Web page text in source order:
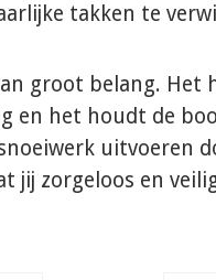
takken te
groot belang. Het
en het houdt de
uitvoeren
jij zorgeloos en